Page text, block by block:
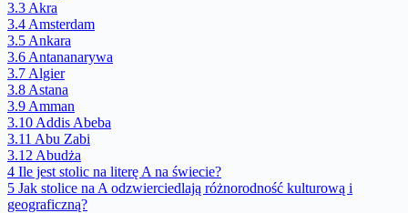
3.3 Akra
3.4 Amsterdam
3.5 Ankara
3.6 Antananarywa
3.7 Algier
3.8 Astana
3.9 Amman
3.10 Addis Abeba
3.11 Abu Zabi
3.12 Abudża
4 Ile jest stolic na literę A na świecie?
5 Jak stolice na A odzwierciedlają różnorodność kulturową i
geograficzną?